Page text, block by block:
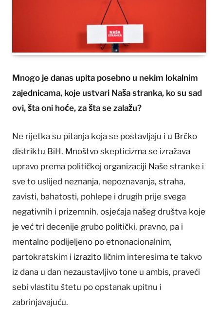
Mnogo je danas upita posebno u nekim lokalnim
zajednicama, koje ustvari Naša stranka, ko su sad
ovi, šta oni hoće, za šta se zalažu?
Ne rijetka su pitanja koja se postavljaju i u Brčko
distriktu BiH. Mnoštvo skepticizma se izražava
upravo prema političkoj organizaciji Naše stranke i
sve to uslijed neznanja, nepoznavanja, straha,
zavisti, bahatosti, pohlepe i drugih prije svega
negativnih i prizemnih, osjećaja našeg društva koje
je već tri decenije grubo politički, pravno, pa i
mentalno podijeljeno po etnonacionalnim,
partokratskim i izrazito ličnim interesima te takvo
iz dana u dan nezaustavljivo tone u ambis, praveći
sebi vlastitu štetu po opstanak upitnu i
zabrinjavajuću.